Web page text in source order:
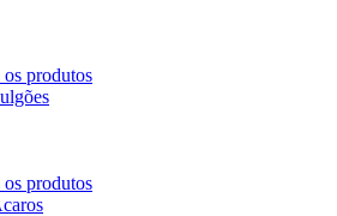
os produtos
os produtos